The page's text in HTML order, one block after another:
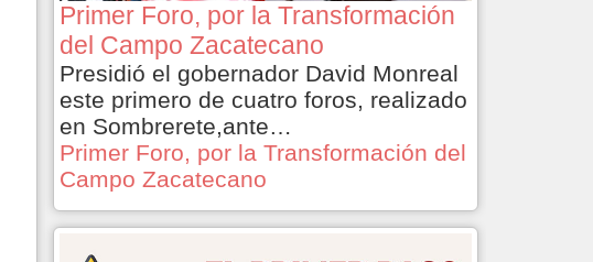
Primer Foro, por la Transformación
del Campo Zacatecano
Presidió el gobernador David Monreal
este primero de cuatro foros, realizado
en Sombrerete,ante…
Primer Foro, por la Transformación del
Campo Zacatecano